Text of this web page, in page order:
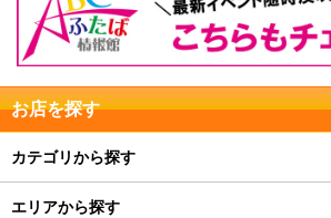
お店を探す
カテゴリから探す
エリアから探す